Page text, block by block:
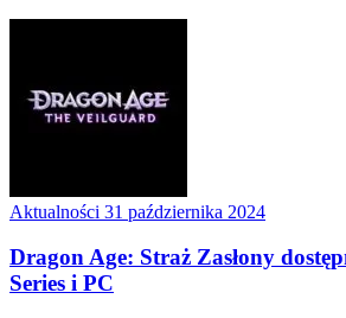
Aktualności 31 października 2024
Dragon Age: Straż Zasłony
Series i PC